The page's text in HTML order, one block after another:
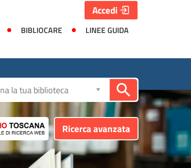
BIBLIOCARE
LINEE GUIDA
Accedi
Ricerca avanzata